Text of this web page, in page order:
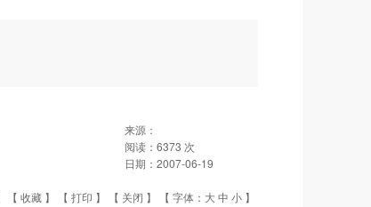
来源：
阅读： 6373 次
日期： 2007-06-19
【 收藏 】 【 打印 】 【 关闭 】 【 字体： 大中 小 】